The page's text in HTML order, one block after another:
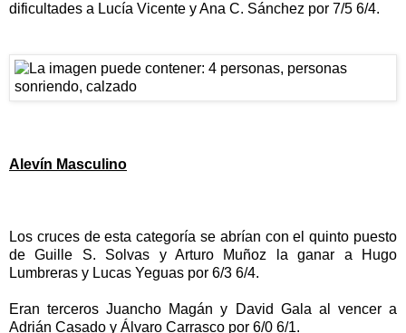
dificultades a Lucía Vicente y Ana C. Sánchez por 7/5 6/4.
Alevín Masculino
Los cruces de esta categoría se abrían con el quinto puesto
de Guille S. Solvas y Arturo Muñoz la ganar a Hugo
Lumbreras y Lucas Yeguas por 6/3 6/4.
Eran terceros Juancho Magán y David Gala al vencer a
Adrián Casado y Álvaro Carrasco por 6/0 6/1.